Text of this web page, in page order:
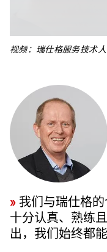
视频：瑞仕格服务技术
我们与瑞仕格
十分认真、熟练
出，我们始终都